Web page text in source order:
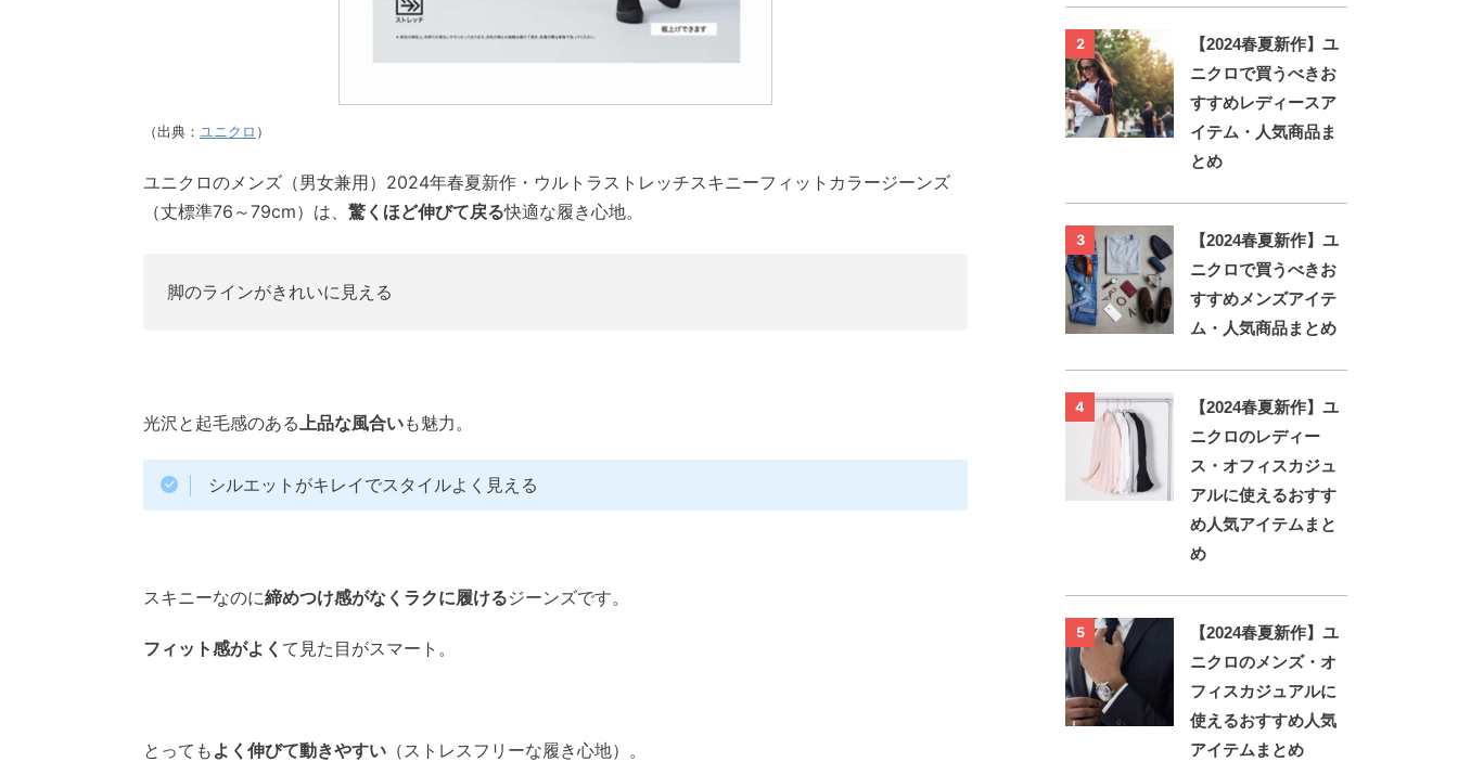
（出典： ユニクロ ）
ユニクロのメンズ（男女兼用）2024年春夏新作・ウルトラストレッチスキニーフィットカラージーンズ
（丈標準76～79cm）は、 驚くほど伸びて戻る快適な履き心地。
脚のラインがきれいに見える
光沢と起毛感のある上品な風合いも魅力。
シルエットがキレイでスタイルよく見える
スキニーなのに締めつけ感がなくラクに履けるジーンズです。
フィット感がよく て見た目がスマート。
とっても よく伸びて動きやすい （ストレスフリーな履き心地）。
2
【2024春夏新作】ユ
ニクロで買うべきお
すすめレディースア
イテム・人気商品ま
とめ
3
【2024春夏新作】ユ
ニクロで買うべきお
すすめメンズアイテ
ム・人気商品まとめ
4
【2024春夏新作】ユ
ニクロのレディー
ス・オフィスカジュ
アルに使えるおすす
め人気アイテムまと
め
5
【2024春夏新作】ユ
ニクロのメンズ・オ
フィスカジュアルに
使えるおすすめ人気
アイテムまとめ